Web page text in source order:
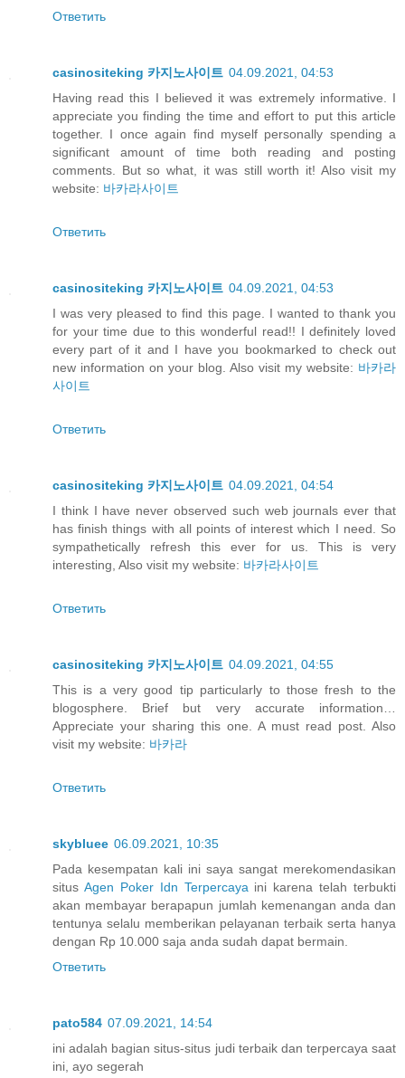
Ответить
casinositeking 카지노사이트 04.09.2021, 04:53
Having read this I believed it was extremely informative. I
appreciate you finding the time and effort to put this article
together. I once again find myself personally spending a
significant amount of time both reading and posting
comments. But so what, it was still worth it! Also visit my
website: 바카라사이트
Ответить
casinositeking 카지노사이트 04.09.2021, 04:53
I was very pleased to find this page. I wanted to thank you
for your time due to this wonderful read!! I definitely loved
every part of it and I have you bookmarked to check out
new information on your blog. Also visit my website: 바카라
사이트
Ответить
casinositeking 카지노사이트 04.09.2021, 04:54
I think I have never observed such web journals ever that
has finish things with all points of interest which I need. So
sympathetically refresh this ever for us. This is very
interesting, Also visit my website: 바카라사이트
Ответить
casinositeking 카지노사이트 04.09.2021, 04:55
This is a very good tip particularly to those fresh to the
blogosphere. Brief but very accurate information…
Appreciate your sharing this one. A must read post. Also
visit my website: 바카라
Ответить
skybluee 06.09.2021, 10:35
Pada kesempatan kali ini saya sangat merekomendasikan
situs Agen Poker Idn Terpercaya ini karena telah terbukti
akan membayar berapapun jumlah kemenangan anda dan
tentunya selalu memberikan pelayanan terbaik serta hanya
dengan Rp 10.000 saja anda sudah dapat bermain.
Ответить
pato584 07.09.2021, 14:54
ini adalah bagian situs-situs judi terbaik dan terpercaya saat
ini, ayo segerah